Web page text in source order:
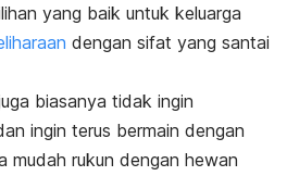
yang baik untuk keluarga
dengan sifat yang santai
biasanya tidak ingin
ingin terus bermain dengan
mudah rukun dengan hewan